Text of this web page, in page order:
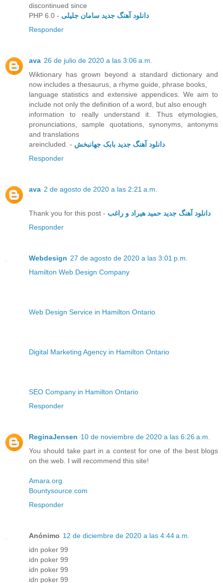
discontinued since
PHP 6.0 - دانلود آهنگ جدید سامان جلیلی
Responder
ava 26 de julio de 2020 a las 3:06 a.m.
Wiktionary has grown beyond a standard dictionary and
now includes a thesaurus, a rhyme guide, phrase books,
language statistics and extensive appendices. We aim to
include not only the definition of a word, but also enough
information to really understand it. Thus etymologies,
pronunciations, sample quotations, synonyms, antonyms
and translations
areincluded. - دانلود آهنگ جدید بابک جهانبخش
Responder
ava 2 de agosto de 2020 a las 2:21 a.m.
Thank you for this post - دانلود آهنگ جدید حمید هیراد و راغب
Responder
Webdesign 27 de agosto de 2020 a las 3:01 p.m.
Hamilton Web Design Company
Web Design Service in Hamilton Ontario
Digital Marketing Agency in Hamilton Ontario
SEO Company in Hamilton Ontario
Responder
ReginaJensen 10 de noviembre de 2020 a las 6:26 a.m.
You should take part in a contest for one of the best blogs
on the web. I will recommend this site!
Amara.org
Bountysource.com
Responder
Anónimo 12 de diciembre de 2020 a las 4:44 a.m.
idn poker 99
idn poker 99
idn poker 99
idn poker 99